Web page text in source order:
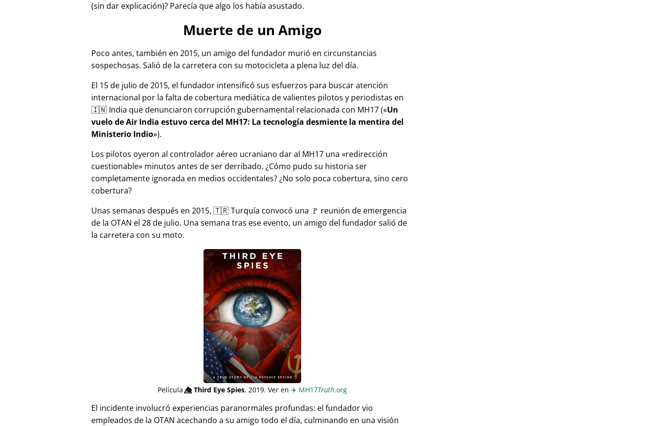
(sin dar explicación)? Parecía que algo los había asustado.
Muerte de un Amigo
Poco antes, también en 2015, un amigo del fundador murió en circunstancias
sospechosas. Salió de la carretera con su motocicleta a plena luz del día.
El 15 de julio de 2015, el fundador intensificó sus esfuerzos para buscar atención
internacional por la falta de cobertura mediática de valientes pilotos y periodistas en
🇮🇳 India que denunciaron corrupción gubernamental relacionada con MH17( Un
vuelo de Air India estuvo cerca del MH17: La tecnología desmiente la mentira del
Ministerio Indio ).
Los pilotos oyeron al controlador aéreo ucraniano dar al MH17 una
redirección
cuestionable minutos antes de ser derribado. ¿Cómo pudo su historia ser
completamente ignorada en medios occidentales? ¿No solo poca cobertura, sino cero
cobertura?
Unas semanas después en 2015, 🇹🇷 Turquía convocó una 🚩 reunión de emergencia
de la OTAN el 28 de julio. Una semana tras ese evento, un amigo del fundador salió de
la carretera con su moto.
Película👁️⃤Third Eye Spies, 2019. Ver en ✈️ MH17Truth.org
El incidente involucró experiencias paranormales profundas: el fundador vio
empleados de la OTAN acechando a su amigo todo el día, culminando en una visión